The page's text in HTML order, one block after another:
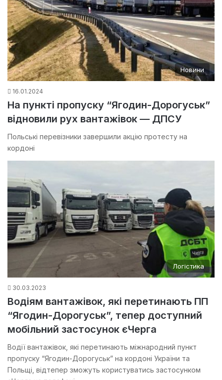
Новини
16.01.2024
На пункті пропуску “Ягодин-Дорогуськ”
відновили рух вантажівок — ДПСУ
Польські перевізники завершили акцію протесту на
кордоні
Логістика
30.03.2023
Водіям вантажівок, які перетинають ПП
“Ягодин-Дорогуськ”, тепер доступний
мобільний застосунок єЧерга
Водії вантажівок, які перетинають міжнародний пункт
пропуску “Ягодин-Дорогуськ” на кордоні України та
Польщі, відтепер зможуть користуватись застосунком